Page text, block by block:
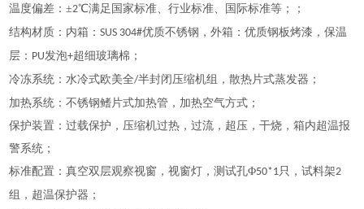
温度偏差：±2℃满足国家标准、行业标准、国际标准等；；
结构材质：内箱：SUS 304#优质不锈钢，外箱：优质钢板烤漆，保温
层： PU发泡+超细玻璃棉；
冷冻系统：水冷式欧美全/半封闭压缩机组，散热片式蒸发器；
加热系统：不锈钢鳍片式加热管，加热空气方式；
保护装置：过载保护，压缩机过热，过流，超压，干烧，箱内超温报
警系统；
标准配置：真空双层观察视窗，视窗灯，测试孔Φ50*1只，试料架2
组，超温保护器；